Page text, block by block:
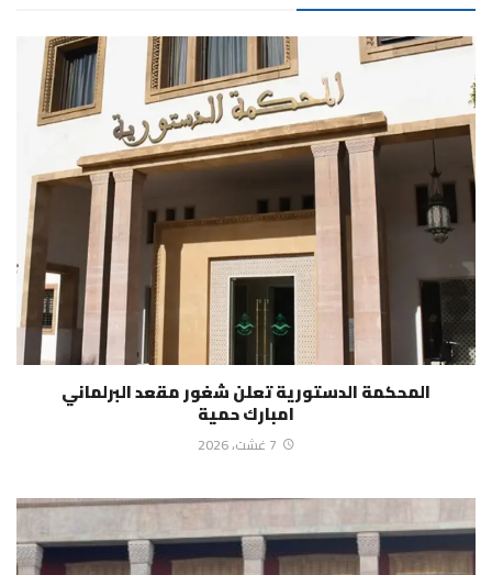
المحكمة الدستورية تعلن شغور مقعد البرلماني
امبارك حمية
7 غشت، 2026